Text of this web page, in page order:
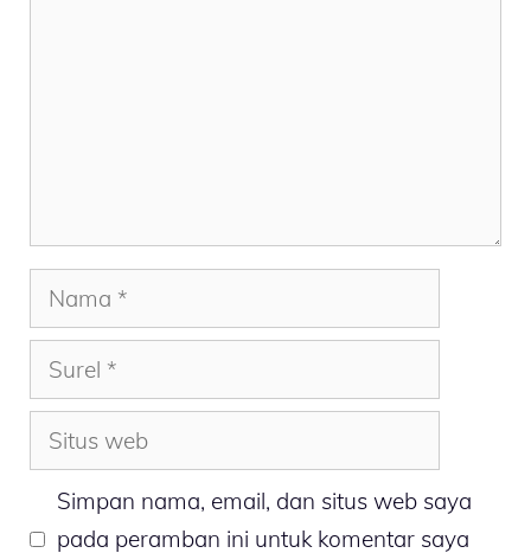
Nama
Surel
Situs
web
Simpan nama, email, dan situs web saya
pada peramban ini untuk komentar saya